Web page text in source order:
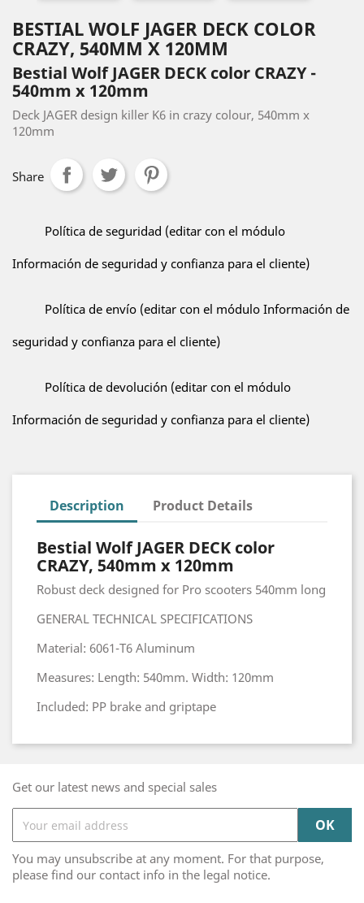
BESTIAL WOLF JAGER DECK COLOR
CRAZY, 540MM X 120MM
Bestial Wolf JAGER DECK color CRAZY -
540mm x 120mm
Deck JAGER design killer K6 in crazy colour, 540mm x
120mm
Share
Política de seguridad (editar con el módulo
Información de seguridad y confianza para el cliente)
Política de envío (editar con el módulo Información de
seguridad y confianza para el cliente)
Política de devolución (editar con el módulo
Información de seguridad y confianza para el cliente)
Description Product Details
Bestial Wolf JAGER DECK color
CRAZY, 540mm x 120mm
Robust deck designed for Pro scooters 540mm long
GENERAL TECHNICAL SPECIFICATIONS
Material: 6061-T6 Aluminum
Measures: Length: 540mm. Width: 120mm
Included: PP brake and griptape
Get our latest news and special sales
You may unsubscribe at any moment. For that purpose,
please find our contact info in the legal notice.